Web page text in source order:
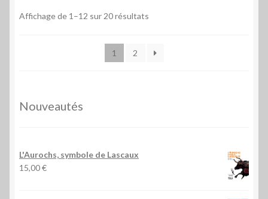
Affichage de 1–12 sur 20 résultats
1 2
Nouveautés
L'Aurochs, symbole de Lascaux
15,00€